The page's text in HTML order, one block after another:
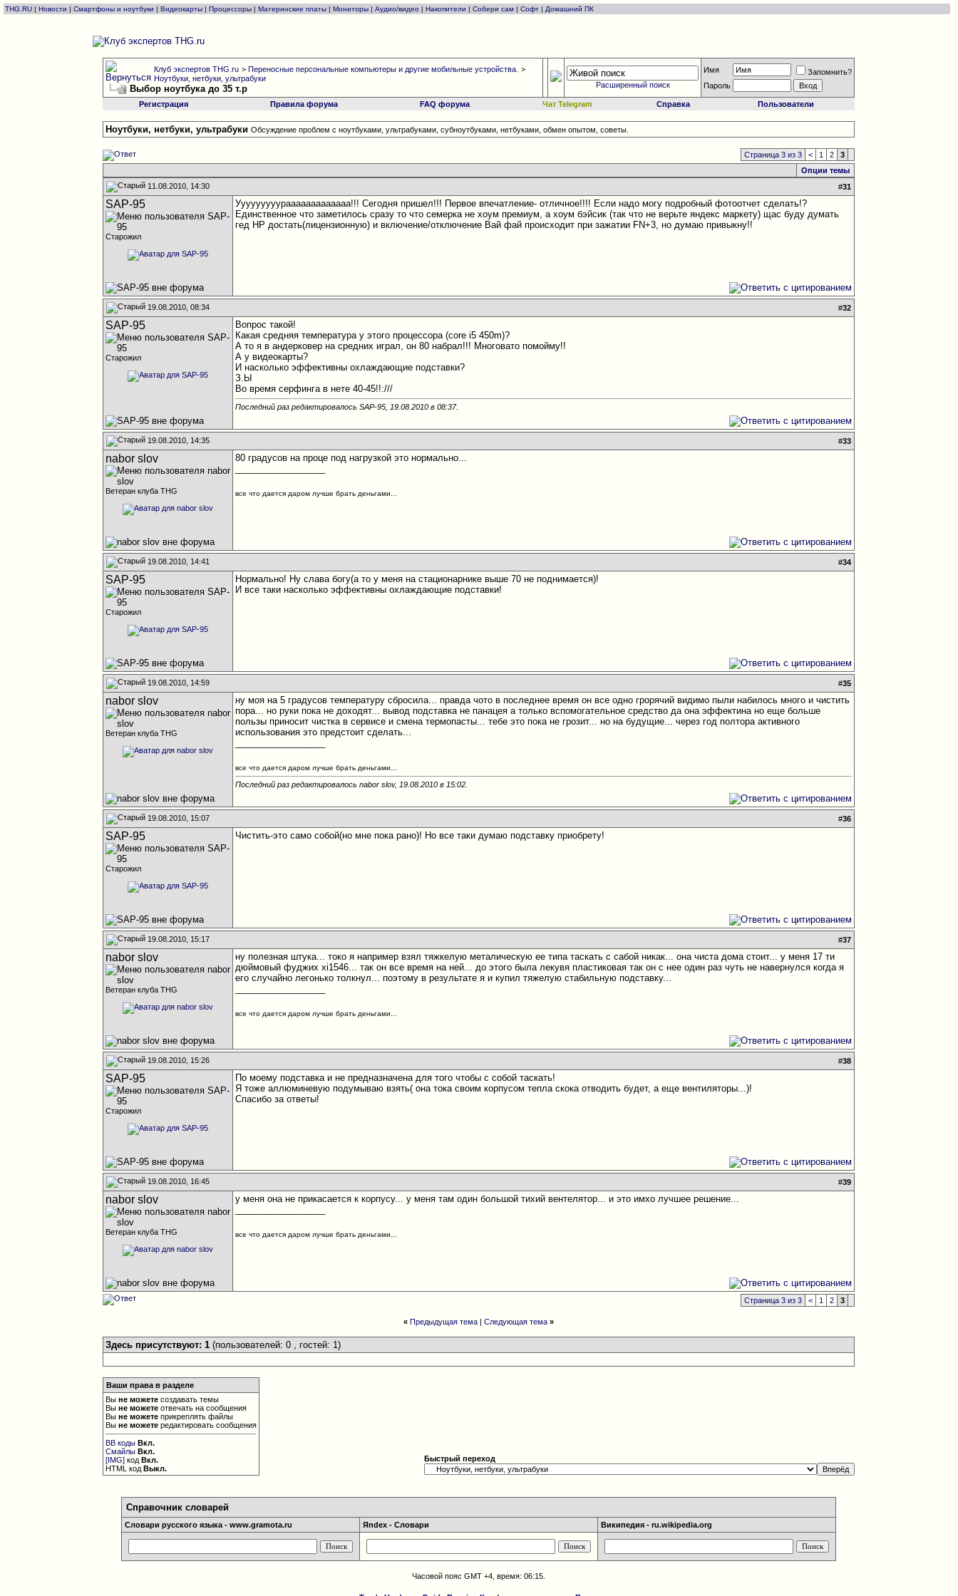
THG.RU | Новости | Смартфоны и ноутбуки | Видеокарты | Процессоры | Материнские платы | Мониторы | Аудио/видео | Накопители | Собери сам | Софт | Домашний ПК
Клуб экспертов THG.ru >Переносные персональные компьютеры и другие мобильные устройства.
>
Ноутбуки, нетбуки, ультрабуки
Выбор ноутбука до 35 т.р Расширенный поиск
Имя
Запомнить?
Пароль
Регистрация Правила форума FAQ форума Чат Telegram Справка Пользователи
Ноутбуки, нетбуки, ультрабуки Обсуждение проблем с ноутбуками, ультрабуками, субноутбуками, нетбуками, обмен опытом, советы.
Страница 3 из 3 < 1 2
3
Опции темы
11.08.2010, 14:30
#31
SAP-95
Старожил
Ууууууууурааааааааааааа!!! Сегодня пришел!!! Первое впечатление- отличное!!!! Если надо могу подробный фотоотчет сделать!?
Единственное что заметилось сразу то что семерка не хоум премиум, а хоум бэйсик (так что не верьте яндекс маркету) щас буду думать
гед HP достать(лицензионную) и включение/отключение Вай фай происходит при зажатии FN+3, но думаю привыкну!!
19.08.2010, 08:34 #32
SAP-95
Старожил
Вопрос такой!
Какая средняя температура у этого процессора (core i5 450m)?
А то я в андерковер на средних играл, он 80 набрал!!! Многовато помойму!!
А у видеокарты?
И насколько эффективны охлаждающие подставки?
З.Ы
Во время серфинга в нете 40-45!!:///
Последний раз редактировалось SAP-95, 19.08.2010 в08:37.
19.08.2010, 14:35 #33
nabor slov
Ветеран клуба THG
80 градусов на проце под нагрузкой это нормально...
все что дается даром лучше брать деньгами...
19.08.2010, 14:41 #34
SAP-95
Старожил
Нормально! Ну слава богу(а то у меня на стационарнике выше 70 не поднимается)!
И все таки насколько эффективны охлаждающие подставки!
19.08.2010, 14:59 #35
nabor slov
Ветеран клуба THG
ну моя на 5 градусов температуру сбросила... правда чото в последнее время он все одно грорячий видимо пыли набилось много и чистить
пора... но руки пока не доходят... вывод подставка не панацея а только вспомогательное средство да она эффектина но еще больше
пользы приносит чистка в сервисе и смена термопасты... тебе это пока не грозит... но на будущие... через год полтора активного
использования это предстоит сделать...
все что дается даром лучше брать деньгами...
Последний раз редактировалось nabor slov, 19.08.2010 в 15:02
19.08.2010, 15:07 #36
SAP-95
Старожил
Чистить-это само собой(но мне пока рано)! Но все таки думаю подставку приобрету!
19.08.2010, 15:17 #37
nabor slov
Ветеран клуба THG
ну полезная штука... токо я например взял тяжкелую металическую ее типа таскать с сабой никак... она чиста дома стоит... у меня 17 ти
дюймовый фуджих xi1546... так он все время на ней... до этого была лекувя пластиковая так он с нее один раз чуть не навернулся когда я
его случайно легонько толкнул... поэтому в результате я и купил тяжелую стабильную подставку...
все что дается даром лучше брать деньгами...
19.08.2010, 15:26 #38
SAP-95
Старожил
По моему подставка и не предназначена для того чтобы с собой таскать!
Я тоже аллюминевую подумываю взять( она тока своим корпусом тепла скока отводить будет, а еще вентиляторы...)!
Спасибо за ответы!
19.08.2010, 16:45 #39
nabor slov
Ветеран клуба THG
у меня она не прикасается к корпусу... у меня там один большой тихий вентелятор... и это имхо лучшее решение...
все что дается даром лучше брать деньгами...
Страница 3 из 3 < 1 2 3
« Предыдущая тема |Следующая тема »
Здесь присутствуют: 1(пользователей: 0 , гостей: 1)
Ваши права в разделе
Выне можете создавать темы
Выне можете отвечать на сообщения
Выне можете прикреплять файлы
Выне можете редактировать сообщения
BB коды Вкл.
Смайлы Вкл.
[IMG] кодВкл.
HTML кодВыкл.
Быстрый переход
Справочник словарей
Словари русского языка - www.gramota.ru Яndex - Словари Википедия - ru.wikipedia.org
Часовой пояс GMT +4, время:06:15